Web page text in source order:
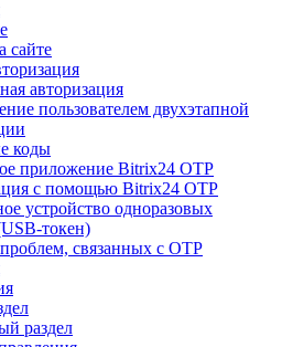
сайте
авторизация
пользователем двухэтапной
коды
приложение Bitrix24 OTP
с помощью Bitrix24 OTP
устройство одноразовых
токен)
связанных с OTP
раздел